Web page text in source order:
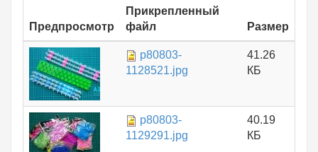
Предпросмотр
Прикрепленный
файл
Размер
p80803-
1128521.jpg
41.26
КБ
p80803-
1129291.jpg
40.19
КБ